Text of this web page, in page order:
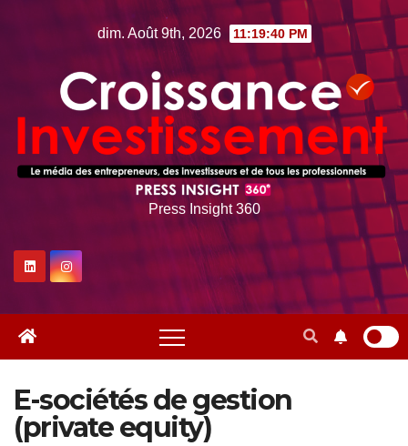
dim. Août 9th, 2026 11:19:41 PM
Press Insight 360
E-sociétés de gestion
(private equity)